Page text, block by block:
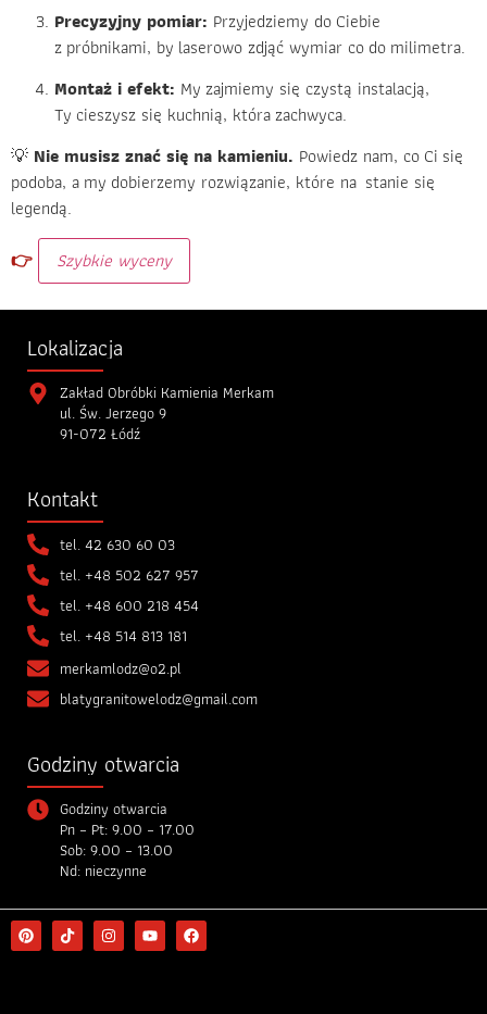
Precyzyjny pomiar: Przyjedziemy do Ciebie
z próbnikami, by laserowo zdjąć wymiar co do milimetra.
Montaż i efekt: My zajmiemy się czystą instalacją,
Ty cieszysz się kuchnią, która zachwyca.
💡 Nie musisz znać się na kamieniu. Powiedz nam, co Ci się
podoba, a my dobierzemy rozwiązanie, które na stanie się
legendą.
👉
Szybkie wyceny
Lokalizacja
Zakład Obróbki Kamienia Merkam
ul. Św. Jerzego 9
91-072 Łódź
Kontakt
tel.42 630 60 03
tel. +48 502 627 957
tel. +48 600 218 454
tel. +48 514 813 181
merkamlodz@o2.pl
blatygranitowelodz@gmail.com
Godziny otwarcia
Godziny otwarcia
Pn – Pt: 9.00 – 17.00
Sob: 9.00 – 13.00
Nd: nieczynne